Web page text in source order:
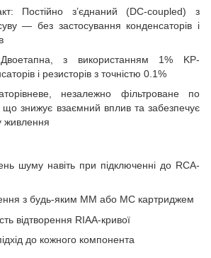
Постійно з’єднаний (DC-coupled) з
— без застосування конденсаторів і
Двоетапна, з використанням 1% KP-
і резисторів з точністю 0.1%
незалежно фільтроване по
знижує взаємний вплив та забезпечує
живлення
шуму навіть при підключенні до RCA-
з будь-яким MM або MC картриджем
відтворення RIAA-кривої
до кожного компонента